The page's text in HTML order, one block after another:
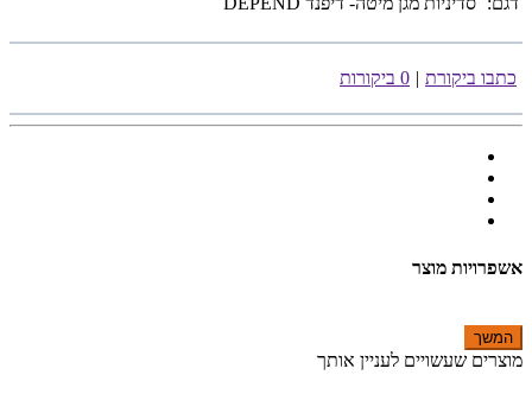
כתבו ביקורת | 0 ביקורות
אשפרויות מוצר
המשך
מוצרים שעשויים לעניין אותך